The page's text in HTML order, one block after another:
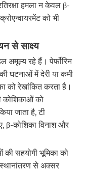
हमला न केवल β-
को भी
से साक्ष्य
अमूल्य रहे हैं। पेर्फोरिन
घटनाओं में देरी या कमी
को रेखांकित करता है।
कोशिकाओं को
जाता है, टी
β-कोशिका विनाश और
सहयोगी भूमिका को
से अक्सर